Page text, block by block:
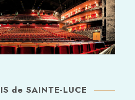
de SAINTE-LUCE